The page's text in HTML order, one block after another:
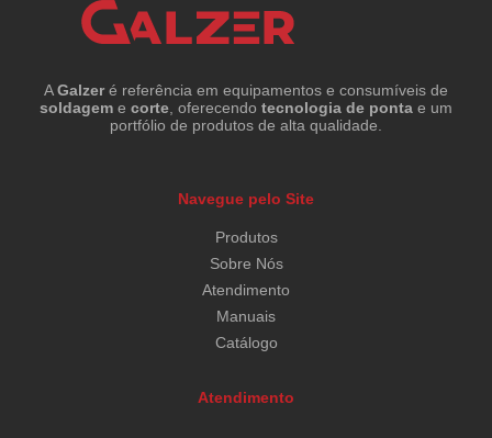
AGalzeré referência em equipamentos e consumíveis de
soldagem e corte , oferecendo tecnologia de ponta e um
portfólio de produtos de alta qualidade.
Navegue pelo Site
Produtos
Sobre Nós
Atendimento
Manuais
Catálogo
Atendimento